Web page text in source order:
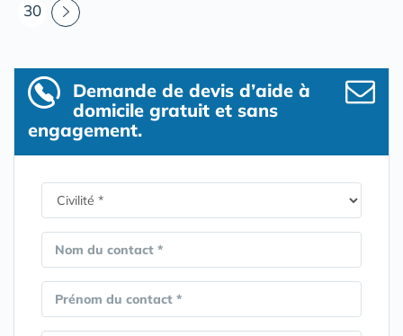
30
Demande de devis d’aide à
domicile gratuit et sans
engagement.
Nom du contact *
Prénom du contact *